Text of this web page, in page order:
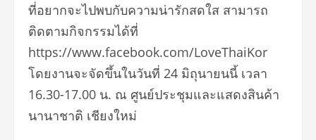
ที่อยากจะไปพบกับความน่ารักสดใส สามารถ
ติดตามกิจกรรมได้ที่
https://www.facebook.com/LoveThaiKor
โดยงานจะจัดขึ้นในวันที่ 24 มิถุนายนนี้ เวลา
16.30-17.00 น. ณ ศูนย์ประชุมและแสดงสินค้า
นานาชาติ เชียงใหม่